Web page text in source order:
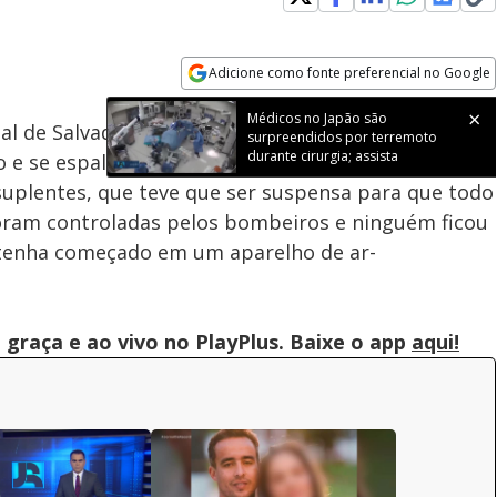
Adicione como fonte preferencial no Google
Opens in new window
Médicos no Japão são
surpreendidos por terremoto
durante cirurgia; assista
Velocidade
de Salvador no início da tarde desta segunda
se espalhou rapidamente. No momento,
que teve que ser suspensa para que todo
controladas pelos bombeiros e ninguém ficou
começado em um aparelho de ar-
e ao vivo no PlayPlus. Baixe o app aqui!